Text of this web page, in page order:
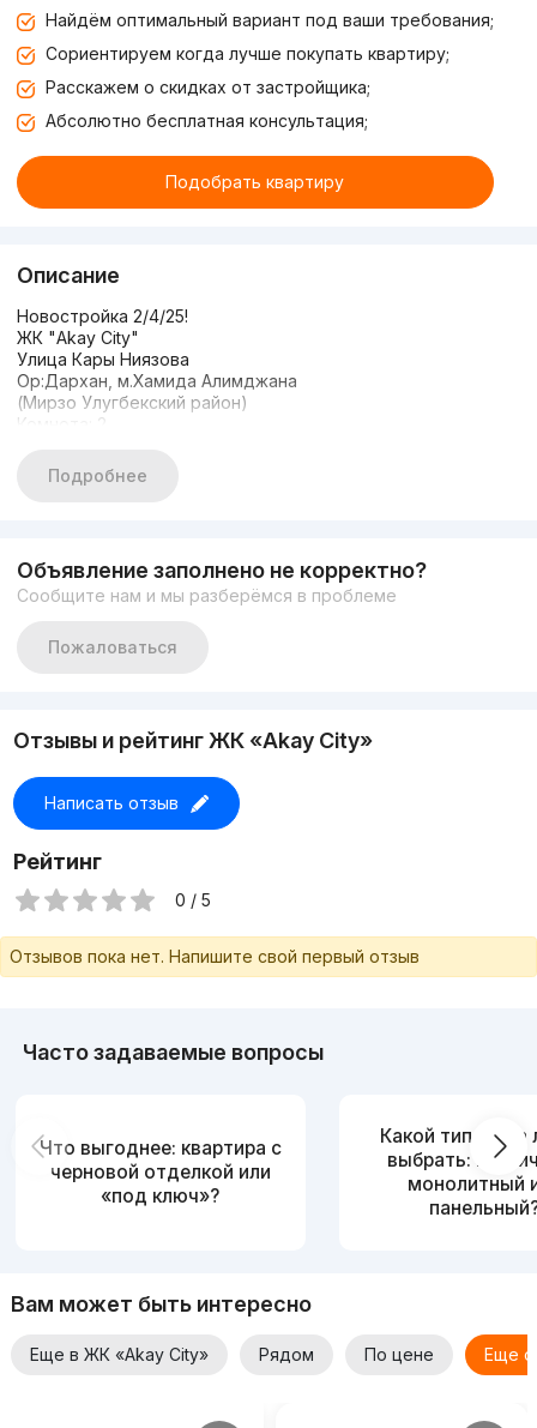
Найдём оптимальный вариант под ваши требования;
Сориентируем когда лучше покупать квартиру;
Расскажем о скидках от застройщика;
Абсолютно бесплатная консультация;
Подобрать квартиру
Описание
Новостройка 2/4/25!
ЖК "Akay City"
Улица Кары Ниязова
Ор:Дархан, м.Хамида Алимджана
(Мирзо Улугбекский район)
Комнота: 2
Этажность: 25
Площадь: 50 м²
Подробнее
Объявление заполнено не корректно?
Сообщите нам и мы разберёмся в проблеме
Пожаловаться
Отзывы и рейтинг ЖК «Akay City»
Написать отзыв
Рейтинг
0 / 5
Отзывов пока нет. Напишите свой первый отзыв
Часто задаваемые вопросы
Что выгоднее: квартира с
черновой отделкой или
«под ключ»?
Какой тип дома
выбрать:
монолитный
Вам может быть интересно
Еще в ЖК «Akay City» Рядом По цене Еще